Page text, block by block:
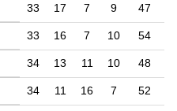
33 17 7 9 47
33 16 7 10 54
34 13 11 10 48
34 11 16 7 52